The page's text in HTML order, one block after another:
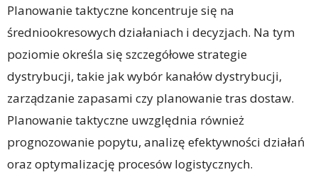
Planowanie taktyczne koncentruje się na
średniookresowych działaniach i decyzjach. Na tym
poziomie określa się szczegółowe strategie
dystrybucji, takie jak wybór kanałów dystrybucji,
zarządzanie zapasami czy planowanie tras dostaw.
Planowanie taktyczne uwzględnia również
prognozowanie popytu, analizę efektywności działań
oraz optymalizację procesów logistycznych.